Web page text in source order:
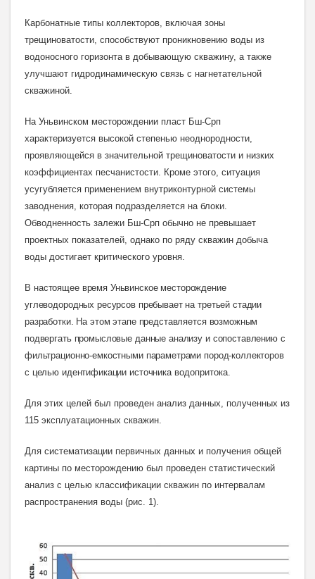
Карбонатные типы коллекторов, включая зоны
трещиноватости, способствуют проникновению воды из
водоносного горизонта в добывающую скважину, а также
улучшают гидродинамическую связь с нагнетательной
скважиной.
На Уньвинском месторождении пласт Бш-Срп
характеризуется высокой степенью неоднородности,
проявляющейся в значительной трещиноватости и низких
коэффициентах песчанистости. Кроме этого, ситуация
усугубляется применением внутриконтурной системы
заводнения, которая подразделяется на блоки.
Обводненность залежи Бш-Срп обычно не превышает
проектных показателей, однако по ряду скважин добыча
воды достигает критического уровня.
В настоящее время Уньвинское месторождение
углеводородных ресурсов пребывает на третьей стадии
разработки. На этом этапе представляется возможным
подвергать промысловые данные анализу и сопоставлению с
фильтрационно-емкостными параметрами пород-коллекторов
с целью идентификации источникаводопритока.
Для этих целей был проведен анализ данных, полученных из
115 эксплуатационных скважин.
Для систематизации первичных данных и получения общей
картины по месторождению был проведен статистический
анализ с целью классификации скважин по интервалам
распространения воды (рис. 1).